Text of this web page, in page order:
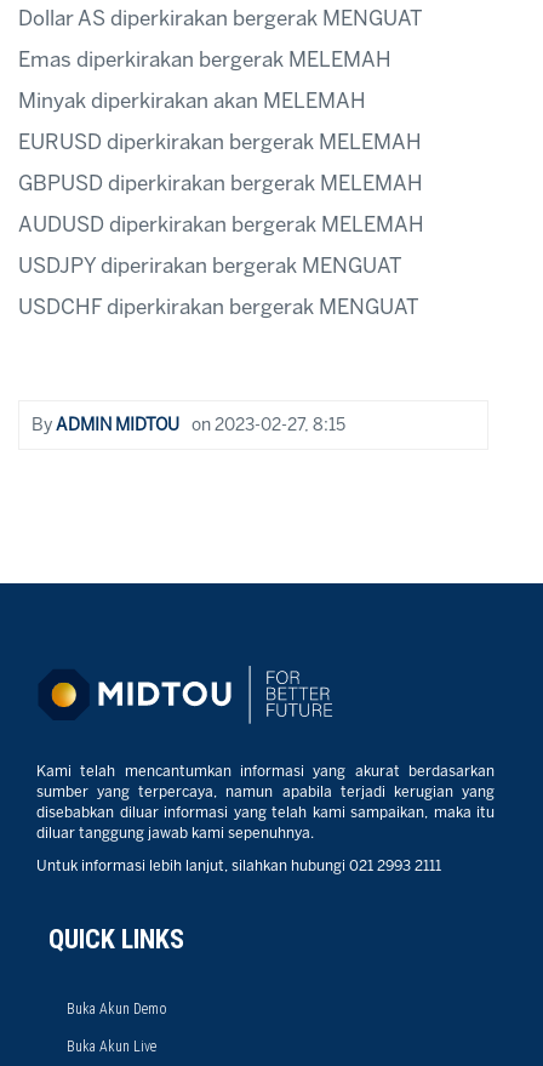
Dollar AS diperkirakan bergerak MENGUAT
Emas diperkirakan bergerak MELEMAH
Minyak diperkirakan akan MELEMAH
EURUSD diperkirakan bergerak MELEMAH
GBPUSD diperkirakan bergerak MELEMAH
AUDUSD diperkirakan bergerak MELEMAH
USDJPY diperirakan bergerak MENGUAT
USDCHF diperkirakan bergerak MENGUAT
By ADMIN MIDTOU on 2023-02-27, 8:15
Kami telah mencantumkan informasi yang akurat berdasarkan
sumber yang terpercaya, namun apabila terjadi kerugian yang
disebabkan diluar informasi yang telah kami sampaikan, maka itu
diluar tanggung jawab kami sepenuhnya.
Untuk informasi lebih lanjut, silahkan hubungi 021 2993 2111
QUICK LINKS
Buka Akun Demo
Buka Akun Live